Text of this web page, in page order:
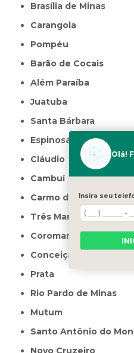
Brasília de Minas
Carangola
Pompéu
Barão de Cocais
Além Paraíba
Juatuba
Santa Bárbara
Espinosa
Cláudio
Cambuí
Carmo do Paranaíba
Três Marias
Coromandel
Conceição das Alagoas
Prata
Rio Pardo de Minas
Mutum
Santo Antônio do
Novo Cruzeiro
Olá!
Insira seu